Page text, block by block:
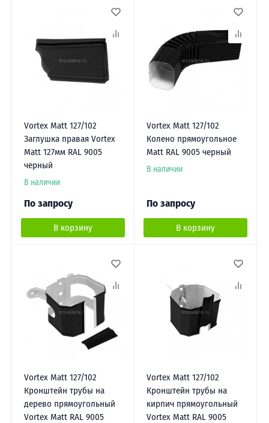
Vortex Matt 127/102
Заглушка правая Vortex
Matt 127мм RAL 9005
черный
В наличии
По запросу
В корзину
Vortex Matt 127/102
Колено прямоугольное
Matt RAL 9005 черный
В наличии
По запросу
В корзину
Vortex Matt 127/102
Кронштейн трубы на
дерево прямоугольный
Vortex Matt RAL 9005
Vortex Matt 127/102
Кронштейн трубы на
кирпич прямоугольный
Vortex Matt RAL 9005